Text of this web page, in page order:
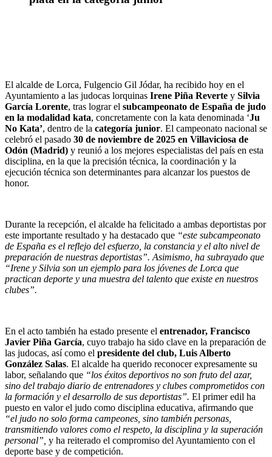
El alcalde de Lorca, Fulgencio Gil Jódar, ha recibido hoy en el
Ayuntamiento a las judocas lorquinas Irene Piña Reverte y Silvia
García Lorente, tras lograr el subcampeonato de España de judo
en la modalidad kata, concretamente con la kata denominada ‘Ju
No Kata’, dentro de la categoría junior. El campeonato nacional se
celebró el pasado 30 de noviembre de 2025 en Villaviciosa de
Odón (Madrid) y reunió a los mejores especialistas del país en esta
disciplina, en la que la precisión técnica, la coordinación y la
ejecución técnica son determinantes para alcanzar los puestos de
honor.
Durante la recepción, el alcalde ha felicitado a ambas deportistas por
este importante resultado y ha destacado que “este subcampeonato
de España es el reflejo del esfuerzo, la constancia y el alto nivel de
preparación de nuestras deportistas”. Asimismo, ha subrayado que
“Irene y Silvia son un ejemplo para los jóvenes de Lorca que
practican deporte y una muestra del talento que existe en nuestros
clubes”.
En el acto también ha estado presente el entrenador, Francisco
Javier Piña García, cuyo trabajo ha sido clave en la preparación de
las judocas, así como el presidente del club, Luis Alberto
González Salas. El alcalde ha querido reconocer expresamente su
labor, señalando que “los éxitos deportivos no son fruto del azar,
sino del trabajo diario de entrenadores y clubes comprometidos con
la formación y el desarrollo de sus deportistas”. El primer edil ha
puesto en valor el judo como disciplina educativa, afirmando que
“el judo no solo forma campeones, sino también personas,
transmitiendo valores como el respeto, la disciplina y la superación
personal”, y ha reiterado el compromiso del Ayuntamiento con el
deporte base y de competición.